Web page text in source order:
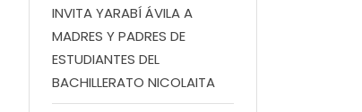
INVITA YARABÍ ÁVILA A
MADRES Y PADRES DE
ESTUDIANTES DEL
BACHILLERATO NICOLAITA